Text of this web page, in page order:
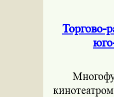
Торгово-